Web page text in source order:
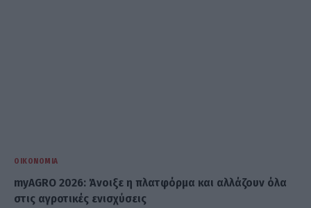
ΟΙΚΟΝΟΜΊΑ
myAGRO 2026: Άνοιξε η πλατφόρμα και αλλάζουν όλα
στις αγροτικές ενισχύσεις